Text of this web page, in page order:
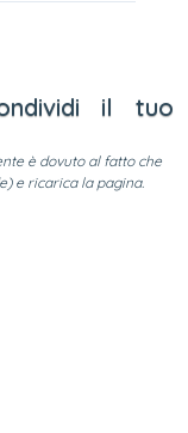
il tuo
è dovuto al fatto che
e ricarica la pagina.